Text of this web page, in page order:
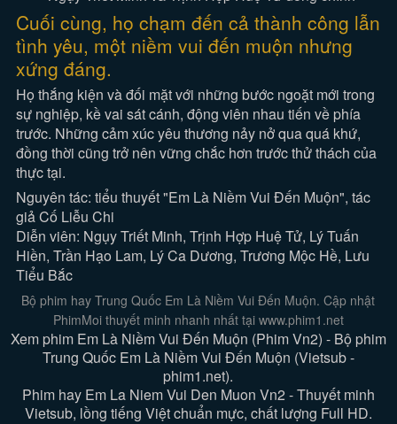
Cuối cùng, họ chạm đến cả thành công lẫn
tình yêu, một niềm vui đến muộn nhưng
xứng đáng.
Họ thắng kiện và đối mặt với những bước ngoặt mới trong
sự nghiệp, kề vai sát cánh, động viên nhau tiến về phía
trước. Những cảm xúc yêu thương nảy nở qua quá khứ,
đồng thời cũng trở nên vững chắc hơn trước thử thách của
thực tại.
Nguyên tác: tiểu thuyết "Em Là Niềm Vui Đến Muộn", tác
giả Cố Liễu Chi
Diễn viên: Ngụy Triết Minh, Trịnh Hợp Huệ Tử, Lý Tuấn
Hiền, Trần Hạo Lam, Lý Ca Dương, Trương Mộc Hề, Lưu
Tiểu Bắc
Bộ phim hay Trung Quốc Em Là Niềm Vui Đến Muộn. Cập nhật
PhimMoi thuyết minh nhanh nhất tại www.phim1.net
Xem phim Em Là Niềm Vui Đến Muộn (Phim Vn2) - Bộ phim
Trung Quốc Em Là Niềm Vui Đến Muộn (Vietsub -
phim1.net).
Phim hay Em La Niem Vui Den Muon Vn2 - Thuyết minh
Vietsub, lồng tiếng Việt chuẩn mực, chất lượng Full HD.